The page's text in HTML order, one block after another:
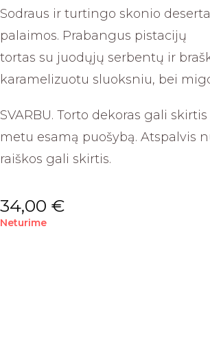
Sodraus ir turtingo skonio
palaimos. Prabangus pistacijų
tortas su juodųjų serbentų ir
karamelizuotu sluoksniu, bei
SVARBU. Torto dekoras gali
metu esamą puošybą. Atspalvis
raiškos gali skirtis.
34,00 €
Neturime